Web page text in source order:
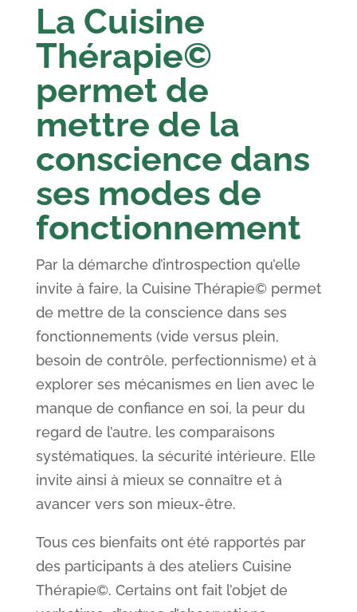
La Cuisine
Thérapie©
permet de
mettre de la
conscience dans
ses modes de
fonctionnement
Par la démarche d’introspection qu’elle
invite à faire, la Cuisine Thérapie© permet
de mettre de la conscience dans ses
fonctionnements (vide versus plein,
besoin de contrôle, perfectionnisme) et à
explorer ses mécanismes en lien avec le
manque de confiance en soi, la peur du
regard de l’autre, les comparaisons
systématiques, la sécurité intérieure. Elle
invite ainsi à mieux se connaître et à
avancer vers son mieux-être.
Tous ces bienfaits ont été rapportés par
des participants à des ateliers Cuisine
Thérapie©. Certains ont fait l’objet de